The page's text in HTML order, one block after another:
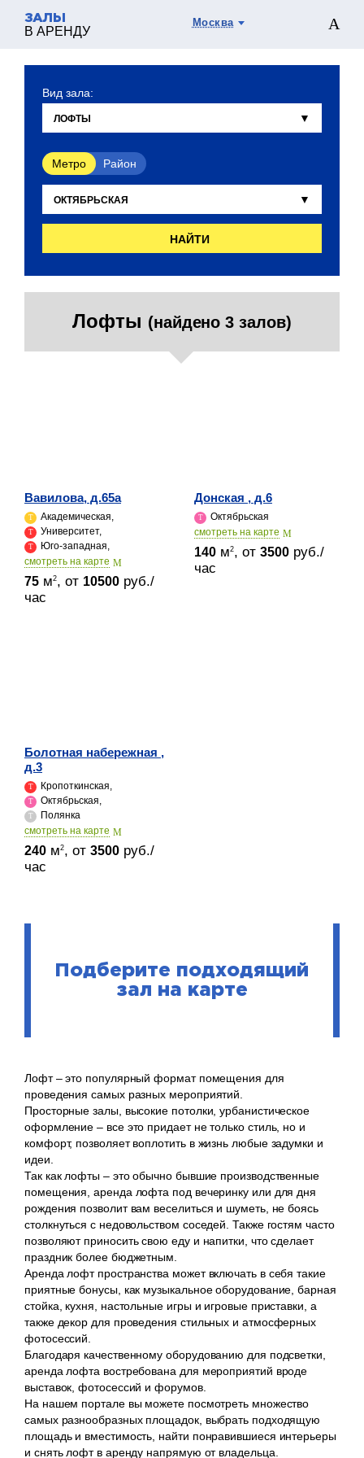
ЗАЛЫ
В АРЕНДУ
Москва
Вид зала:
Метро Район
НАЙТИ
Лофты (найдено 3 залов)
Вавилова, д.65а
Академическая,
Университет,
Юго-западная,
cмотреть на карте
75 м2, от 10500 руб./
час
Донская , д.6
Октябрьская
cмотреть на карте
140 м2, от 3500 руб./
час
Болотная набережная ,
д.3
Кропоткинская,
Октябрьская,
Полянка
cмотреть на карте
240 м2, от 3500 руб./
час
Подберите подходящий
зал на карте
Лофт – это популярный формат помещения для
проведения самых разных мероприятий.
Просторные залы, высокие потолки, урбанистическое
оформление – все это придает не только стиль, но и
комфорт, позволяет воплотить в жизнь любые задумки и
идеи.
Так как лофты – это обычно бывшие производственные
помещения, аренда лофта под вечеринку или для дня
рождения позволит вам веселиться и шуметь, не боясь
столкнуться с недовольством соседей. Также гостям часто
позволяют приносить свою еду и напитки, что сделает
праздник более бюджетным.
Аренда лофт пространства может включать в себя такие
приятные бонусы, как музыкальное оборудование, барная
стойка, кухня, настольные игры и игровые приставки, а
также декор для проведения стильных и атмосферных
фотосессий.
Благодаря качественному оборудованию для подсветки,
аренда лофта востребована для мероприятий вроде
выставок, фотосессий и форумов.
На нашем портале вы можете посмотреть множество
самых разнообразных площадок, выбрать подходящую
площадь и вместимость, найти понравившиеся интерьеры
и снять лофт в аренду напрямую от владельца.